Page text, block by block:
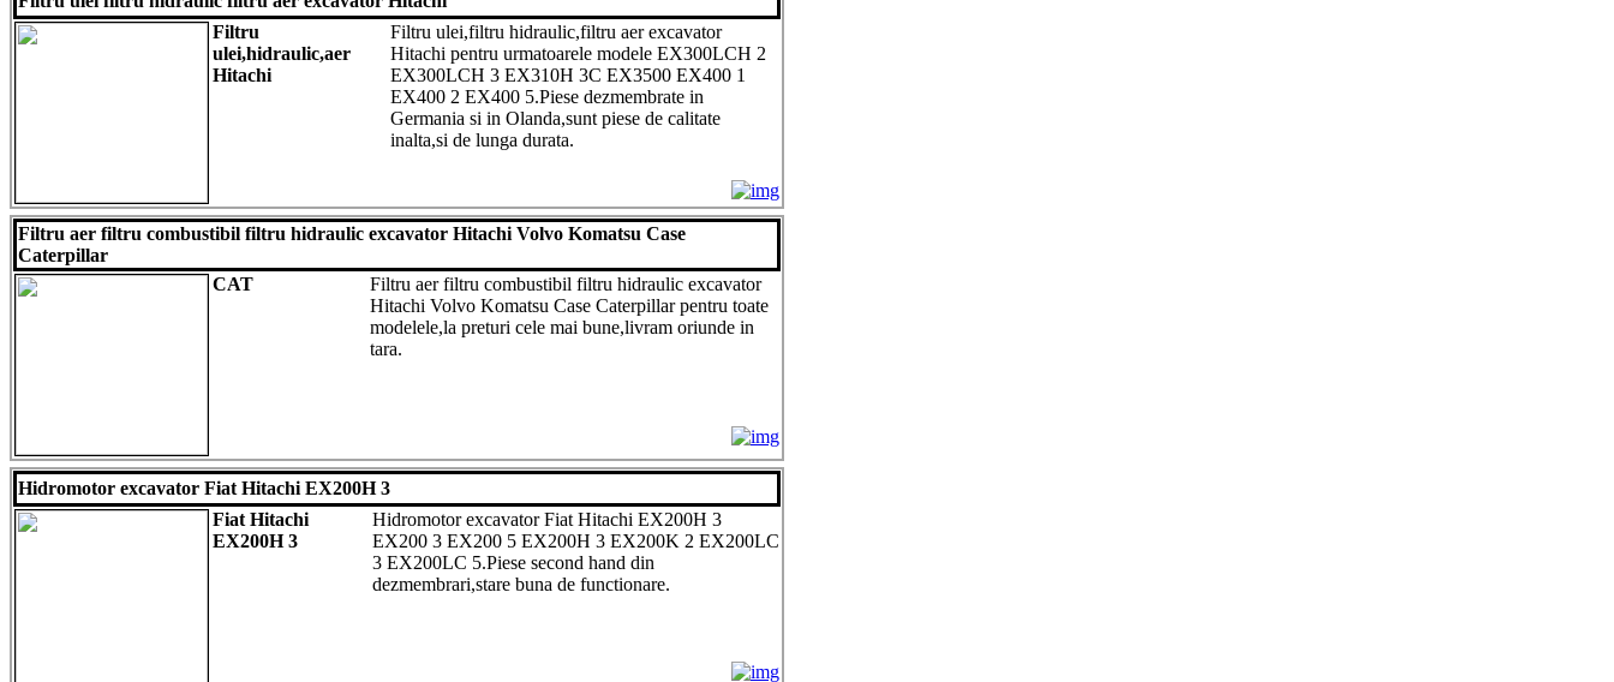
Filtru
ulei,hidraulic,aer
Hitachi
Filtru ulei,filtru hidraulic,filtru aer excavator
Hitachi pentru urmatoarele modele EX300LCH 2
EX300LCH 3 EX310H 3C EX3500 EX400 1
EX400 2 EX400 5.Piese dezmembrate in
Germania si in Olanda,sunt piese de calitate
inalta,si de lunga durata.
Filtru aer filtru combustibil filtru hidraulic excavator Hitachi Volvo Komatsu Case
Caterpillar
CAT
Filtru aer filtru combustibil filtru hidraulic excavator
Hitachi Volvo Komatsu Case Caterpillar pentru toate
modelele,la preturi cele mai bune,livram oriunde in
tara.
Hidromotor excavator Fiat Hitachi EX200H 3
Fiat Hitachi
EX200H 3
Hidromotor excavator Fiat Hitachi EX200H 3
EX200 3 EX200 5 EX200H 3 EX200K 2 EX200LC
3 EX200LC 5.Piese second hand din
dezmembrari,stare buna de functionare.